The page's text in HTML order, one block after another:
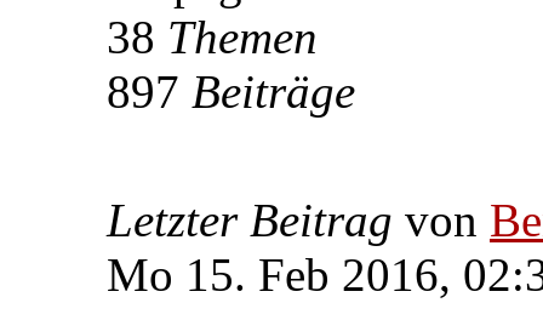
38 Themen
897 Beiträge
Letzter Beitrag von
Mo 15. Feb 2016,